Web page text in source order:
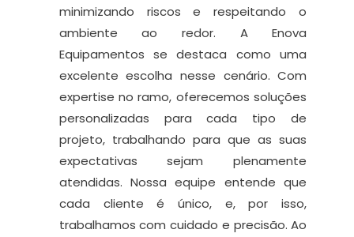
minimizando riscos e respeitando o
ambiente ao redor. A Enova
Equipamentos se destaca como uma
excelente escolha nesse cenário. Com
expertise no ramo, oferecemos soluções
personalizadas para cada tipo de
projeto, trabalhando para que as suas
expectativas sejam plenamente
atendidas. Nossa equipe entende que
cada cliente é único, e, por isso,
trabalhamos com cuidado e precisão. Ao